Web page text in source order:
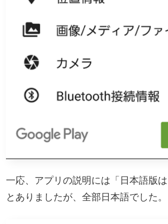
一応、アプリの説明には「日本語版は
とありましたが、全部日本語でした。